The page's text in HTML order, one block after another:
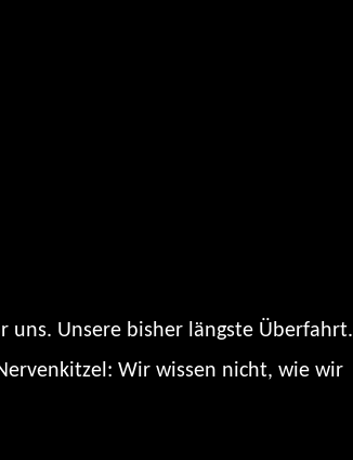
uns. Unsere bisher längste Überfahrt.
Wir wissen nicht, wie wir